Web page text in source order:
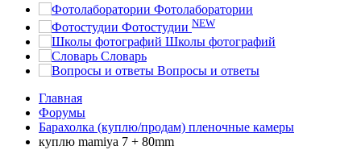
Фотолаборатории
Фотостудии NEW
Школы фотографий
Словарь
Вопросы и ответы
Главная
Форумы
Барахолка (куплю/продам) пленочные камеры
куплю mamiya 7 + 80mm